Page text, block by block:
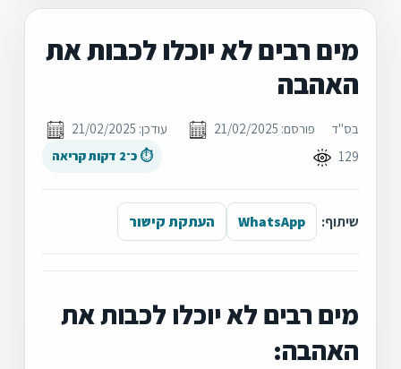
מים רבים לא יוכלו לכבות את
האהבה
בס"ד פורסם: 21/02/2025
עודכן: 21/02/2025
129
⏱ כ־2 דקות קריאה
שיתוף: WhatsApp העתקת קישור
מים רבים לא יוכלו לכבות את
האהבה: